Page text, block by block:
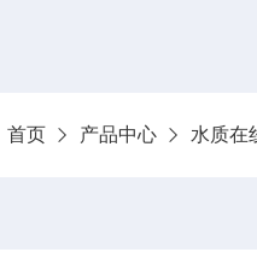
首页 产品中心 水质在